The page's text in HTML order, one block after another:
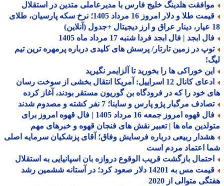
هلدینگ خلیج فارس با مدیرعاملی متدین در استقلال
قیمت طلا و دلار امروز 16 مرداد 1405؛ نرخ سکه پارسیان، طلای
ابجد | فال ابجد فردا شنبه 17 مرداد ماه 1405
در زمین تارتار/ پرسش های کلیدی درباره پرمهره ترین تیم
خوراکی ها را بخورید تا آلزایمر نگیرید
ادعای کانال 12 اسراییل: آمریکا انتقال بخشی از سوخت رسان
خود را که در فرودگاه بن گوریون مستقر بودند، آغاز کرده
مرگبار پژو پارس و ساینا؛ 7 نفر کشته و مصدوم شدند
فال قهوه امروز جمعه 16 مرداد 1405 | فال قهوه امروز برای
ماه ها | تعبیر نقش های فنجان قهوه و خبرهای مهم
ربیعی درباره فرسایش وفاق؛ آقای پزشکیان سرمایه اصلی
اعتماد مردم است
بازگشت قریب الوقوع دروازه بان اسپانیایی به استقلال
قیمت مس به 14201 دلار صعود کرد؛ در آستانه ششمین رشد
متوالی از 2020